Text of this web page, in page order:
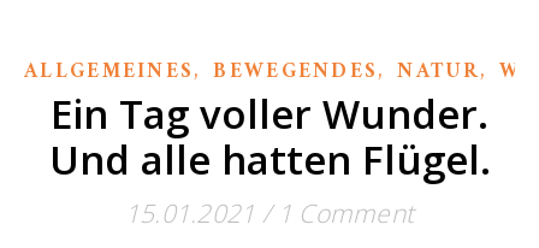
ALLGEMEINES,BEWEGENDES,NATUR,
Ein Tag voller Wunder.
Und alle hatten Flügel.
15.01.2021 / 1 Comment